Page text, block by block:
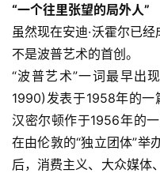
“一个往里张望的局外人”
虽然现在安迪·沃霍尔已
不是波普艺术的首创。
“波普艺术”一词最早出
1990)发表于1958年的一
汉密尔顿作于1956年的
在由伦敦的“独立团体”举
后，消费主义、大众媒体